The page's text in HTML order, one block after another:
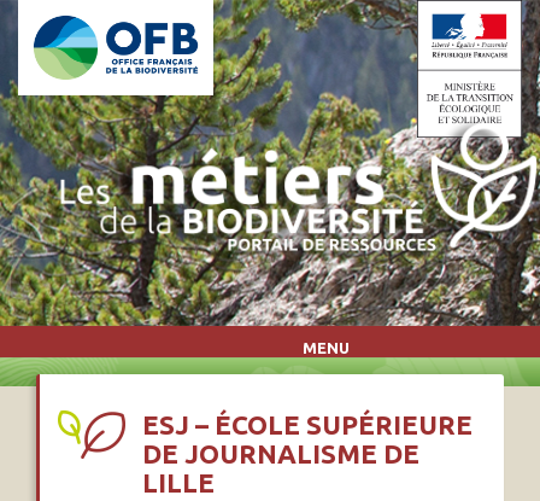
Aller au contenu principal
MENU
ESJ – ÉCOLE SUPÉRIEURE
DE JOURNALISME DE
LILLE